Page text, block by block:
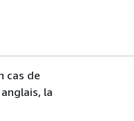
cas de
la